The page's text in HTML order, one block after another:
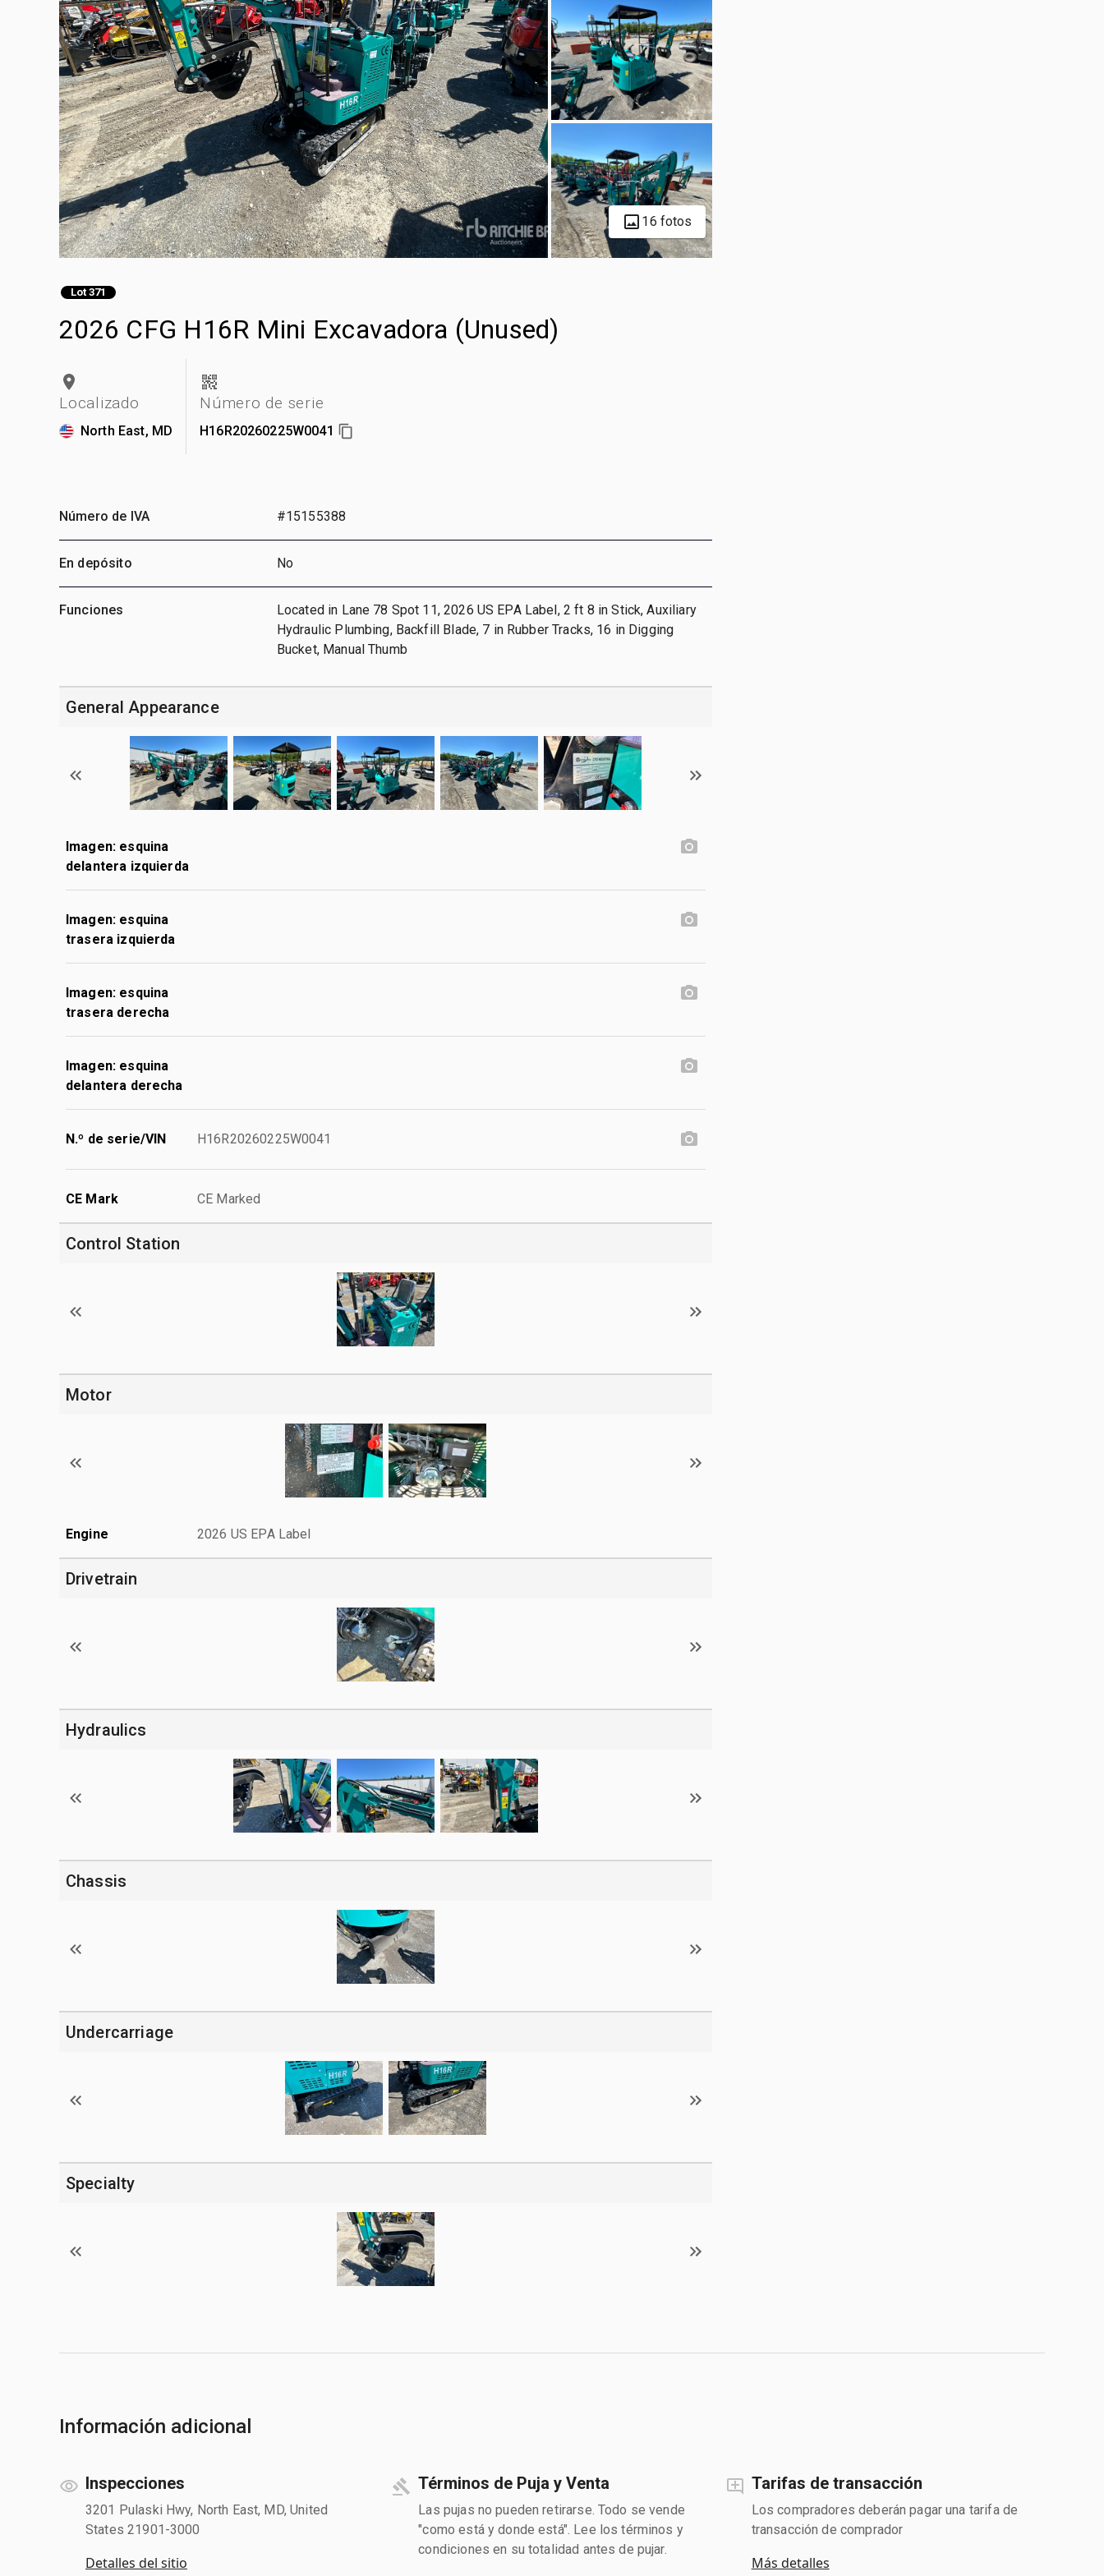
16 fotos
Lot 371
2026 CFG H16R Mini Excavadora (Unused)
Localizado
North East, MD
Número de serie
H16R20260225W0041
Número de IVA #15155388
En depósito No
Funciones
Located in Lane 78 Spot 11, 2026 US EPA Label, 2 ft 8 in Stick, Auxiliary
Hydraulic Plumbing, Backfill Blade, 7 in Rubber Tracks, 16 in Digging
Bucket, Manual Thumb
General Appearance
Imagen: esquina
delantera izquierda
Imagen: esquina
trasera izquierda
Imagen: esquina
trasera derecha
Imagen: esquina
delantera derecha
N.º de serie/VIN H16R20260225W0041
CE Mark CE Marked
Control Station
Motor
Engine 2026 US EPA Label
Drivetrain
Hydraulics
Chassis
Undercarriage
Specialty
Información adicional
Inspecciones
3201 Pulaski Hwy, North East, MD, United
States 21901-3000
Detalles del sitio
Términos de Puja y Venta
Las pujas no pueden retirarse. Todo se vende
"como está y donde está". Lee los términos y
condiciones en su totalidad antes de pujar.
Tarifas de transacción
Los compradores deberán pagar una tarifa de
transacción de comprador
Más detalles